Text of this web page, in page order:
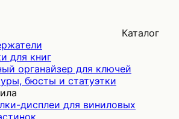
Каталог
для книг
органайзер для ключей
бюсты и статуэтки
дисплеи для виниловых